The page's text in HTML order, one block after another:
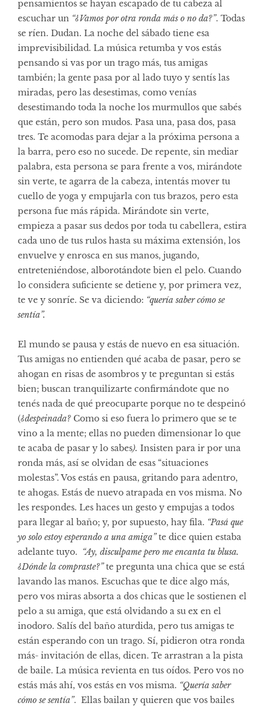
pensamientos se hayan escapado de tu cabeza al
escuchar un “¿Vamos por otra ronda más o no da?”. Todas
se ríen. Dudan. La noche del sábado tiene esa
imprevisibilidad. La música retumba y vos estás
pensando si vas por un trago más, tus amigas
también; la gente pasa por al lado tuyo y sentís las
miradas, pero las desestimas, como venías
desestimando toda la noche los murmullos que sabés
que están, pero son mudos. Pasa una, pasa dos, pasa
tres. Te acomodas para dejar a la próxima persona a
la barra, pero eso no sucede. De repente, sin mediar
palabra, esta persona se para frente a vos, mirándote
sin verte, te agarra de la cabeza, intentás mover tu
cuello de yoga y empujarla con tus brazos, pero esta
persona fue más rápida. Mirándote sin verte,
empieza a pasar sus dedos por toda tu cabellera, estira
cada uno de tus rulos hasta su máxima extensión, los
envuelve y enrosca en sus manos, jugando,
entreteniéndose, alborotándote bien el pelo. Cuando
lo considera suficiente se detiene y, por primera vez,
te ve y sonríe. Se va diciendo: “quería saber cómo se
sentía”.
El mundo se pausa y estás de nuevo en esa situación.
Tus amigas no entienden qué acaba de pasar, pero se
ahogan en risas de asombros y te preguntan si estás
bien; buscan tranquilizarte confirmándote que no
tenés nada de qué preocuparte porque no te despeinó
(¿despeinada? Como si eso fuera lo primero que se te
vino a la mente; ellas no pueden dimensionar lo que
te acaba de pasar y lo sabes). Insisten para ir por una
ronda más, así se olvidan de esas “situaciones
molestas”. Vos estás en pausa, gritando para adentro,
te ahogas. Estás de nuevo atrapada en vos misma. No
les respondes. Les haces un gesto y empujas a todos
para llegar al baño; y, por supuesto, hay fila. “Pasá que
yo solo estoy esperando a una amiga”te dice quien estaba
adelante tuyo.
“Ay, disculpame pero me encanta tu blusa.
¿Dónde la compraste?”te pregunta una chica que se está
lavando las manos. Escuchas que te dice algo más,
pero vos miras absorta a dos chicas que le sostienen el
pelo a su amiga, que está olvidando a su ex en el
inodoro. Salís del baño aturdida, pero tus amigas te
están esperando con un trago. Sí, pidieron otra ronda
más- invitación de ellas, dicen. Te arrastran a la pista
de baile. La música revienta en tus oídos. Pero vos no
estás más ahí, vos estás en vos misma. “Quería saber
cómo se sentía”. Ellas bailan y quieren que vos bailes